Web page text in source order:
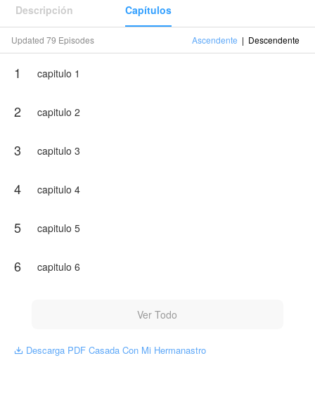
el punto de vista del autor, y no el de NovelToon.
Descripción Capítulos
Updated 79 Episodes Ascendente | Descendente
1 capitulo 1
2 capitulo 2
3 capitulo 3
4 capitulo 4
5 capitulo 5
6 capitulo 6
Ver Todo
 Descarga PDF Casada Con Mi Hermanastro